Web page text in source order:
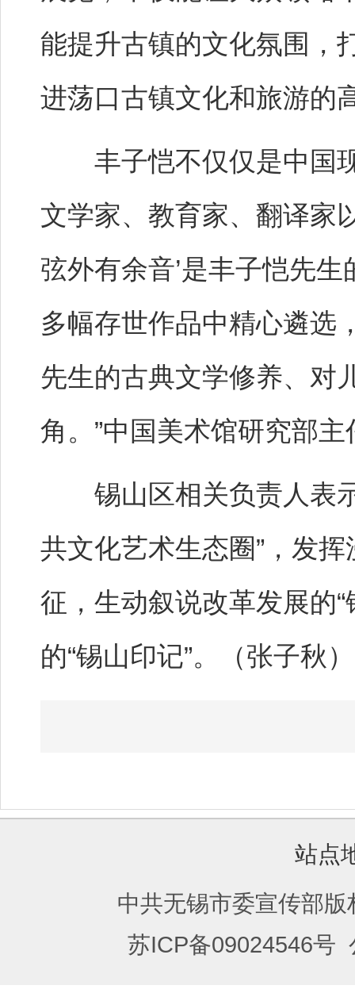
能提升古镇的文化氛围，
进荡口古镇文化和旅游的
丰子恺不仅仅是中国现
文学家、教育家、翻译家
弦外有余音’是丰子恺先
多幅存世作品中精心遴选
先生的古典文学修养、对
角。”中国美术馆研究部
锡山区相关负责人表示
共文化艺术生态圈”，发
征，生动叙说改革发展的
的“锡山印记”。（张子秋）
站点
中共无锡市委宣传部
苏ICP备09024546号